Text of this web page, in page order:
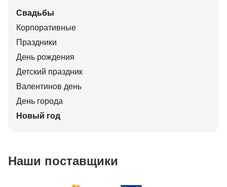
Свадьбы
Корпоративные
Праздники
День рождения
Детский праздник
Валентинов день
День города
Новый год
Наши поставщики